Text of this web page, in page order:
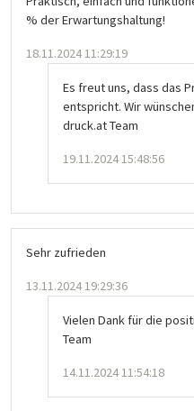
% der Erwartungshaltung!
18.11.2024 11:29:19
Es freut uns, dass das
entspricht. Wir
druck.at Team
19.11.2024 15:48:56
Sehr zufrieden
13.11.2024 19:29:36
Vielen Dank für die
Team
14.11.2024 11:54:18